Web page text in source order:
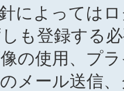
によっては
も登録する
の使用、プ
メール送信